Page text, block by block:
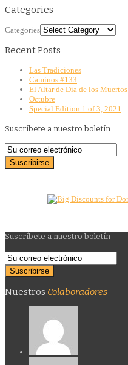
Categories
Categories
Recent Posts
Las Tradiciones
Caminos #133
El Altar de Día de los Muertos
Octubre
Special Edition 1 of 3, 2021
Suscríbete a nuestro boletín
Suscríbete a nuestro boletín
Nuestros Colaboradores